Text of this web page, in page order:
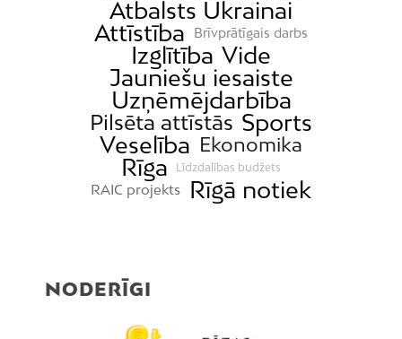
Atbalsts Ukrainai
Attīstība
Brīvprātīgais darbs
Izglītība Vide
Jauniešu iesaiste
Uzņēmējdarbība
Pilsēta attīstās Sports
Veselība Ekonomika
Rīga Līdzdalības budžets
RAIC projekts Rīgā notiek
NODERĪGI